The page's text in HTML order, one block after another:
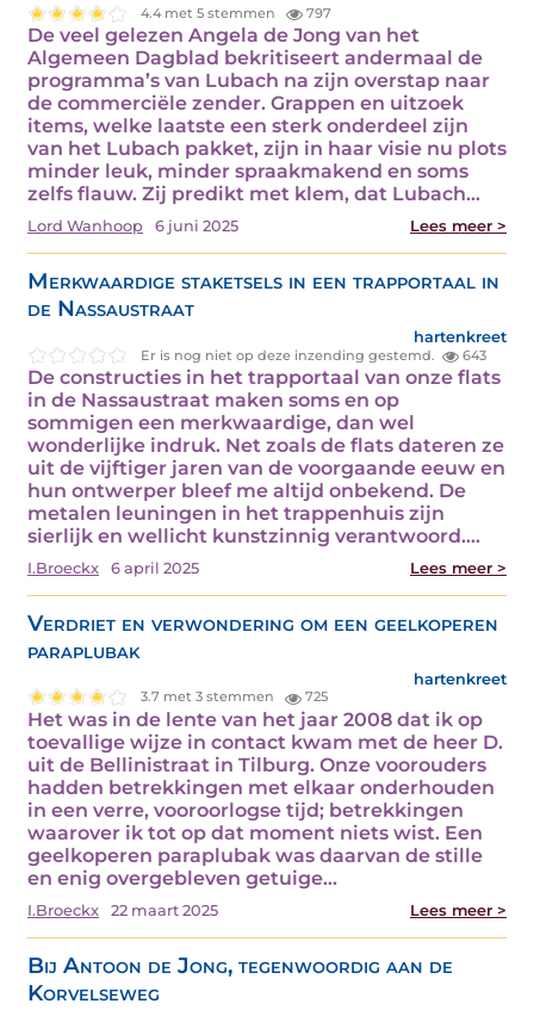
4.4 met 5 stemmen 797
De veel gelezen Angela de Jong van het
Algemeen Dagblad bekritiseert andermaal de
programma’s van Lubach na zijn overstap naar
de commerciële zender. Grappen en uitzoek
items, welke laatste een sterk onderdeel zijn
van het Lubach pakket, zijn in haar visie nu plots
minder leuk, minder spraakmakend en soms
zelfs flauw. Zij predikt met klem, dat Lubach…
Lord Wanhoop 6 juni 2025 Lees meer >
Merkwaardige staketsels in een trapportaal in
de Nassaustraat
hartenkreet
Er is nog niet op deze inzending gestemd. 643
De constructies in het trapportaal van onze flats
in de Nassaustraat maken soms en op
sommigen een merkwaardige, dan wel
wonderlijke indruk. Net zoals de flats dateren ze
uit de vijftiger jaren van de voorgaande eeuw en
hun ontwerper bleef me altijd onbekend. De
metalen leuningen in het trappenhuis zijn
sierlijk en wellicht kunstzinnig verantwoord.…
I.Broeckx 6 april 2025 Lees meer >
Verdriet en verwondering om een geelkoperen
paraplubak
hartenkreet
3.7 met 3 stemmen 725
Het was in de lente van het jaar 2008 dat ik op
toevallige wijze in contact kwam met de heer D.
uit de Bellinistraat in Tilburg. Onze voorouders
hadden betrekkingen met elkaar onderhouden
in een verre, vooroorlogse tijd; betrekkingen
waarover ik tot op dat moment niets wist. Een
geelkoperen paraplubak was daarvan de stille
en enig overgebleven getuige…
I.Broeckx 22 maart 2025 Lees meer >
Bij Antoon de Jong, tegenwoordig aan de
Korvelseweg